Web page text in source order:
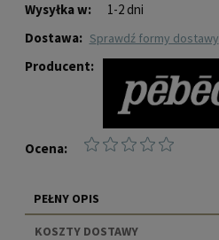
Wysyłka w:
1-2 dni
Dostawa:
sprawdź formy dostawy
Producent:
Ocena:
PEŁNY OPIS
KOSZTY DOSTAWY